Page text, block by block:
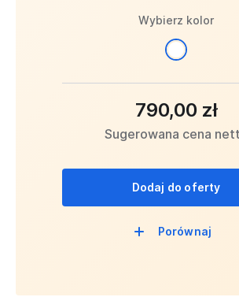
Wybierz kolor
790,00 zł
Sugerowana cena
Dodaj do oferty
Porównaj